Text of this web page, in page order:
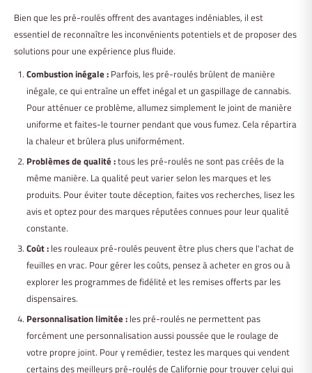
Bien que les pré-roulés offrent des avantages indéniables, il est
essentiel de reconnaître les inconvénients potentiels et de proposer des
solutions pour une expérience plus fluide.
Combustion inégale : Parfois, les pré-roulés brûlent de manière
inégale, ce qui entraîne un effet inégal et un gaspillage de cannabis.
Pour atténuer ce problème, allumez simplement le joint de manière
uniforme et faites-le tourner pendant que vous fumez. Cela répartira
la chaleur et brûlera plus uniformément.
Problèmes de qualité :tous les pré-roulés ne sont pas créés de la
même manière. La qualité peut varier selon les marques et les
produits. Pour éviter toute déception, faites vos recherches, lisez les
avis et optez pour des marques réputées connues pour leur qualité
constante.
Coût : les rouleaux pré-roulés peuvent être plus chers que l'achat de
feuilles en vrac. Pour gérer les coûts, pensez à acheter en gros ou à
explorer les programmes de fidélité et les remises offerts par les
dispensaires.
Personnalisation limitée : les pré-roulés ne permettent pas
forcément une personnalisation aussi poussée que le roulage de
votre propre joint. Pour y remédier, testez les marques qui vendent
certains des meilleurs pré-roulés de Californie pour trouver celui qui